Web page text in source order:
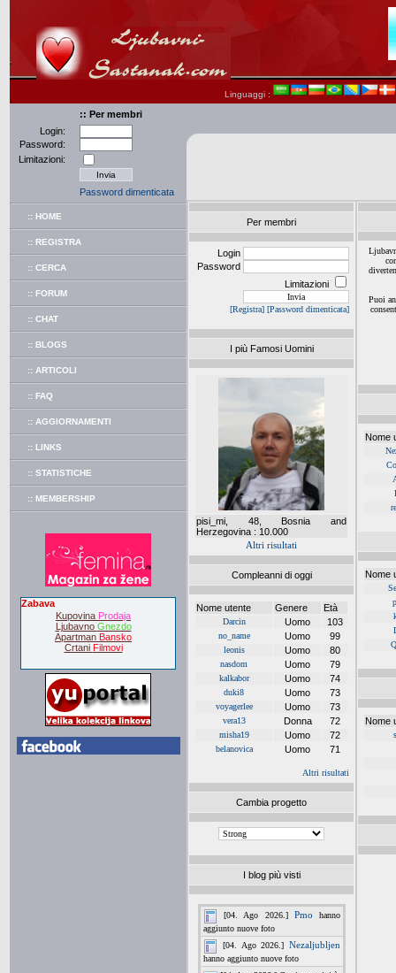
Linguaggi :
:: Per membri
Login:
Password:
Limitazioni:
Password dimenticata
:: HOME
:: REGISTRA
:: CERCA
:: FORUM
:: CHAT
:: BLOGS
:: ARTICOLI
:: FAQ
:: AGGIORNAMENTI
:: LINKS
:: STATISTICHE
:: MEMBERSHIP
Zabava
Kupovina Prodaja
Ljubavno Gnezdo
Apartman Bansko
Crtani Filmovi
Per membri
Login
Password
Limitazioni
[Registra] [Password dimenticata]
I più Famosi Uomini
pisi_mi, 48, Bosnia and
Herzegovina : 10.000
Altri risultati
Compleanni di oggi
Nome utente Genere Età
Darcin Uomo 103
no_name Uomo 99
leonis Uomo 80
nasdom Uomo 79
kalkabor Uomo 74
duki8 Uomo 73
voyagerlee Uomo 73
vera13 Donna 72
misha19 Uomo 72
belanovica Uomo 71
Altri risultati
Cambia progetto
I blog più visti
Puoi
Nome
Nome
Nome